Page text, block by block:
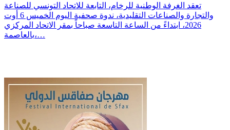
تعقد الغرفة الوطنية للرخام، التابعة للاتحاد التونسي للصناعة
والتجارة والصناعات التقليدية، ندوة صحفية اليوم الخميس 6 أوت
2026، ابتداءً من الساعة التاسعة صباحاً بمقر الاتحاد المركزي
بالعاصمة،…